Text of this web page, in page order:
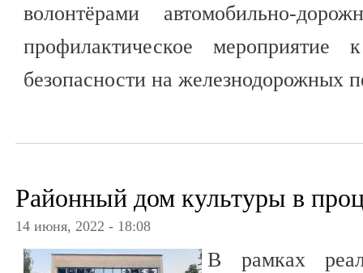
волонтёрами автомобильно-
профилактическое
безопасности на железнодорожных
Районный дом культуры в
14 июня, 2022 - 18:08
В рамках